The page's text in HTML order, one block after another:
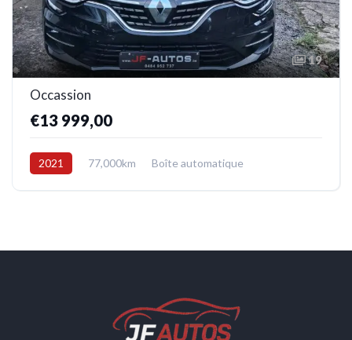
19
Occassion
€13 999,00
2021 77,000km
Boîte automatique